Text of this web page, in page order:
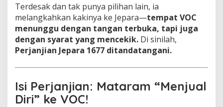
a
a
n
n
y
a
k
V
O
C
Terdesak dan tak punya pilihan lain, ia
melangkahkan kakinya ke Jepara—tempat VOC
menunggu dengan tangan terbuka, tapi juga
dengan syarat yang mencekik. Di sinilah,
Perjanjian Jepara 1677 ditandatangani.
Isi Perjanjian: Mataram “Menjual
Diri” ke VOC!